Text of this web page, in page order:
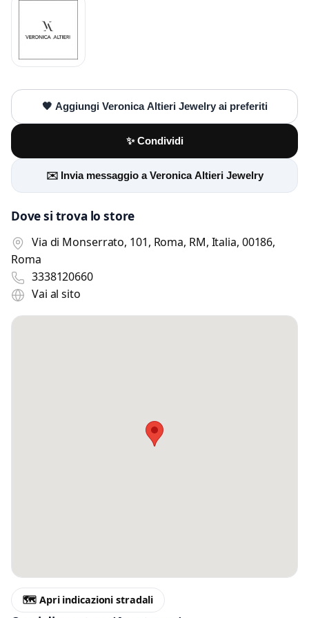
🖤 Aggiungi Veronica Altieri Jewelry ai preferiti
✨ Condividi
✉️ Invia messaggio a Veronica Altieri Jewelry
Dove si trova lo store
Via di Monserrato, 101, Roma, RM, Italia, 00186,
Roma
3338120660
Vai al sito
🗺️ Apri indicazioni stradali